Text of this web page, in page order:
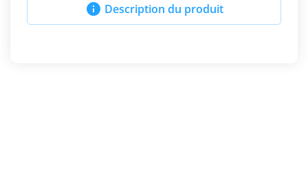
 Description du produit